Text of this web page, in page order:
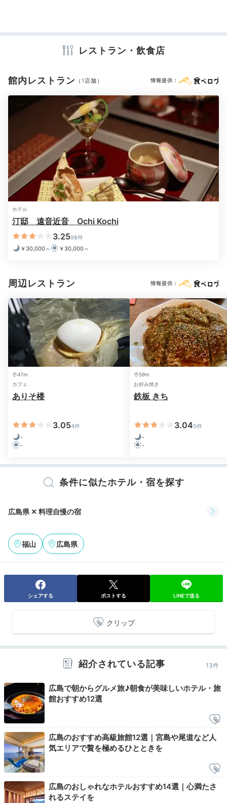
Dinner
18:00
瀬戸内の旬が
詰まった創作料理
お食事は基本的にダイニングで頂きます。夕食は、瀬戸
内海の幸をたっぷり盛り込んだ創作会席料理。料理旅館
ならではの美食がテーブルを彩ります。焼いた中骨を使
い風味豊かに仕上げた「鯛釜飯」は、創業当時から続く
こだわりの逸品。
ム」は部屋食なのでよりリラックスできます。
さらに癒される
宿泊者は、 2つの貸切露天風呂を45分無料で利用できま
す。客室風呂とは異なる趣を楽しんでみて。本格エステ
やマッサージで癒されたり、2つの姉妹館で湯めぐりを
するのも◎。夜も充実したリラックスタイムを過ごせま
すよ。
mayumi.tourism
テレビ 冷蔵庫 エアコン スリッパ セーフティボックス
洗浄機付トイレ パジャマ バスローブ 浴衣 歯ブラシ
シャンプー コンディショナー
ボディソープ
電気ポット 加湿器
※設備・アメニティは、確認が取れている情報を表示しています。
レストラン・飲食店
館内レストラン （1店舗） 情報提供：
ホテル
汀邸 遠音近音 Ochi Kochi
3.2598件
￥30,000～
￥30,000～
周辺レストラン 情報提供：
47m
カフェ
ありそ楼
3.054件
-
-
59m
お好み焼き
鉄板 きち
3.045件
-
-
条件に似たホテル・宿を探す
広島県 ✕ 料理自慢の宿
福山 広島県
シェアする ポストする LINEで送る
クリップ
紹介されている記事 13件
広島で朝からグルメ旅♪朝食が美味しいホテル・旅
館おすすめ12選
広島のおすすめ高級旅館12選｜宮島や尾道など人
気エリアで贅を極めるひとときを
広島のおしゃれなホテルおすすめ14選｜心満たさ
れるステイを